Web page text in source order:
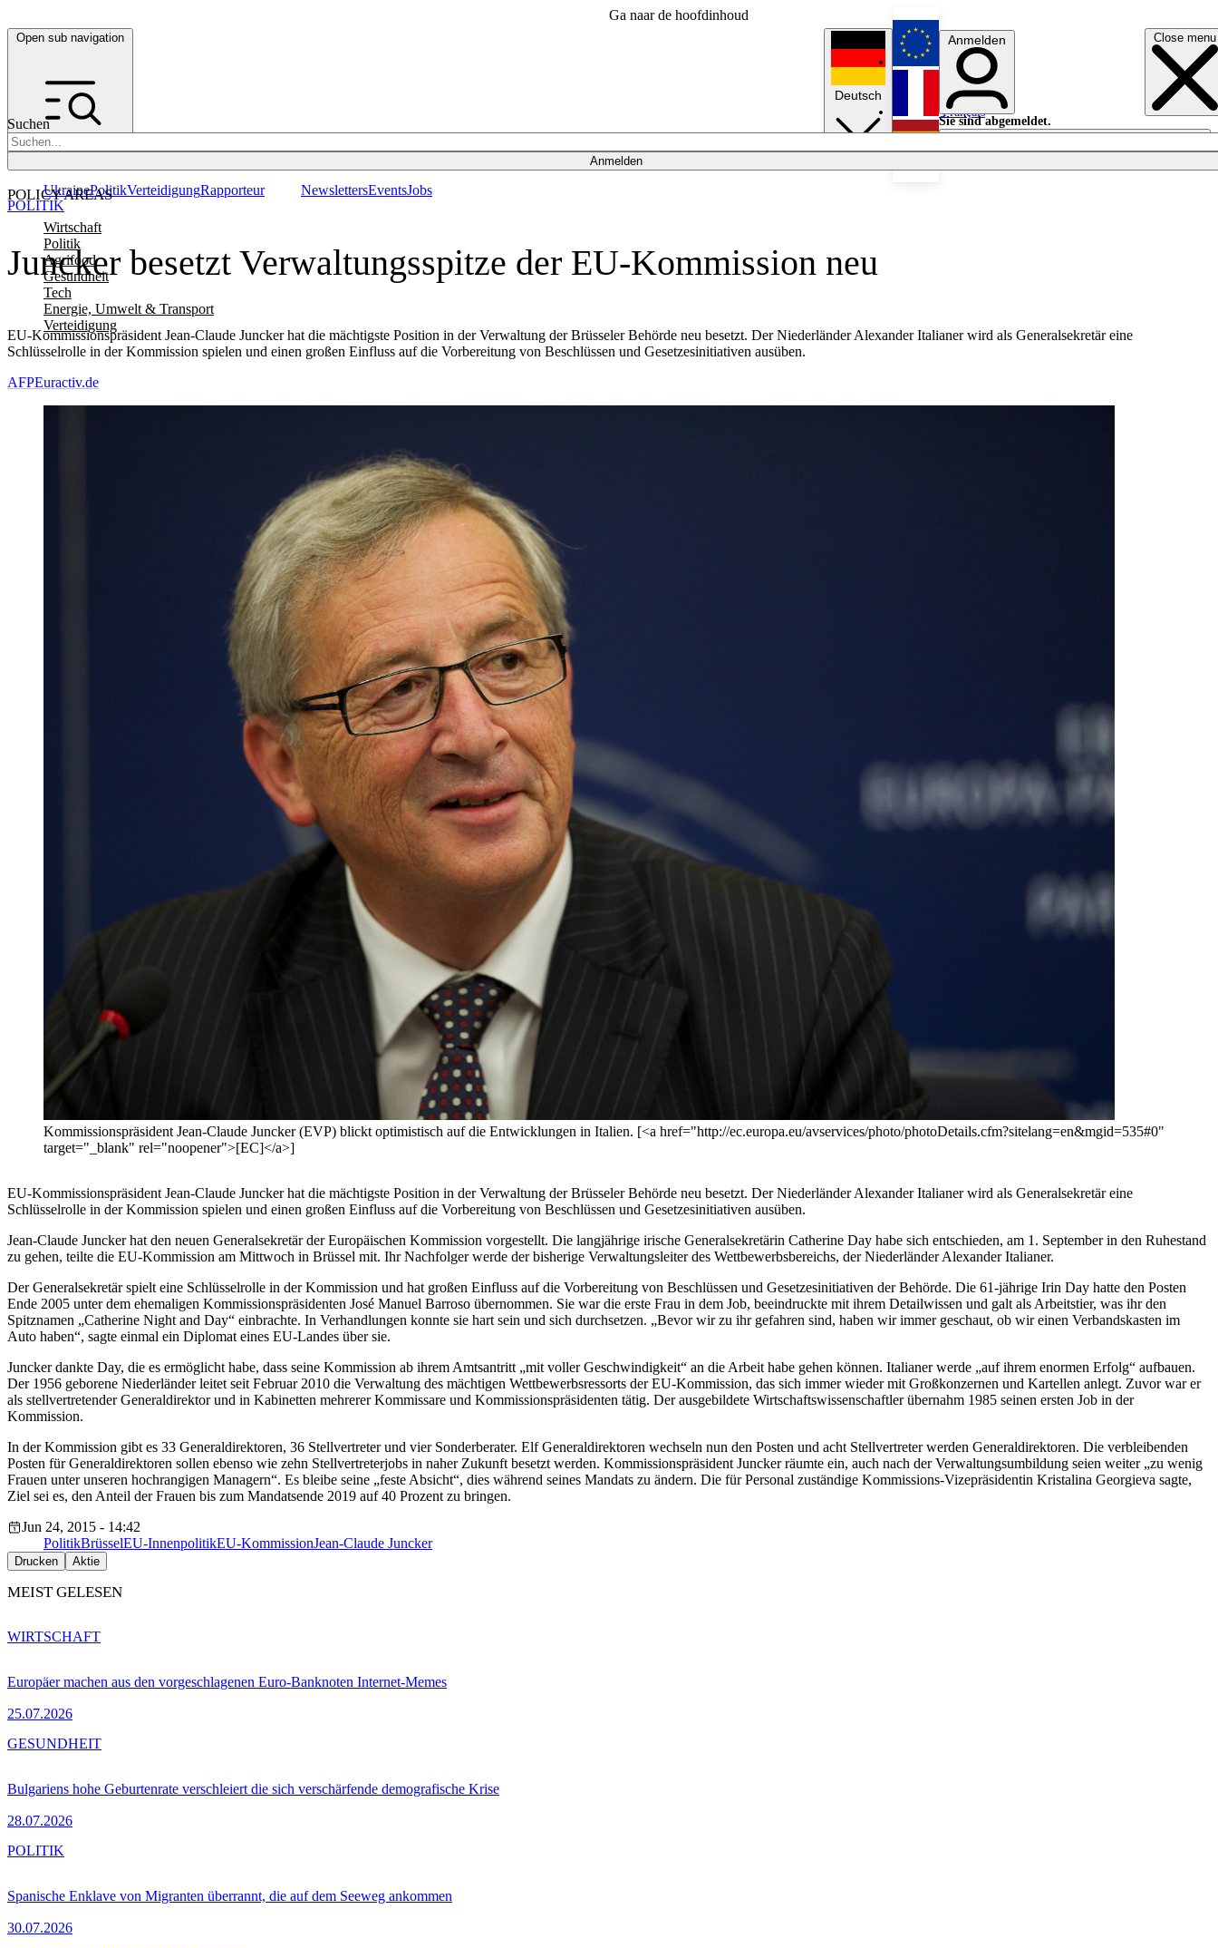
Ga naar de hoofdinhoud
Open sub navigation Close menu
Suchen
Anmelden
POLICY AREAS
Wirtschaft
Politik
Agrifood
Gesundheit
Tech
Energie, Umwelt & Transport
Verteidigung
UkrainePolitikVerteidigungRapporteur NewslettersEventsJobs
Deutsch
English
Français
Anmelden
Sie sind abgemeldet.
Anmelden
Licht aus
Juncker besetzt Verwaltungsspitze der EU-Kommission neu
EU-Kommissionspräsident Jean-Claude Juncker hat die mächtigste Position in der Verwaltung der Brüsseler Behörde neu besetzt. Der Niederländer Alexander Italianer wird als Generalsekretär eine
Schlüsselrolle in der Kommission spielen und einen großen Einfluss auf die Vorbereitung von Beschlüssen und Gesetzesinitiativen ausüben.
POLITIK
AFPEuractiv.de
Kommissionspräsident Jean-Claude Juncker (EVP) blickt optimistisch auf die Entwicklungen in Italien. [<a href="http://ec.europa.eu/avservices/photo/photoDetails.cfm?sitelang=en&mgid=535#0"
target="_blank" rel="noopener">[EC]</a>]
EU-Kommissionspräsident Jean-Claude Juncker hat die mächtigste Position in der Verwaltung der Brüsseler Behörde neu besetzt. Der Niederländer Alexander Italianer wird als Generalsekretär eine
Schlüsselrolle in der Kommission spielen und einen großen Einfluss auf die Vorbereitung von Beschlüssen und Gesetzesinitiativen ausüben.
Jean-Claude Juncker hat den neuen Generalsekretär der Europäischen Kommission vorgestellt. Die langjährige irische Generalsekretärin Catherine Day habe sich entschieden, am 1. September in den Ruhestand
zu gehen, teilte die EU-Kommission am Mittwoch in Brüssel mit. Ihr Nachfolger werde der bisherige Verwaltungsleiter des Wettbewerbsbereichs, der Niederländer Alexander Italianer.
Der Generalsekretär spielt eine Schlüsselrolle in der Kommission und hat großen Einfluss auf die Vorbereitung von Beschlüssen und Gesetzesinitiativen der Behörde. Die 61-jährige Irin Day hatte den Posten
Ende 2005 unter dem ehemaligen Kommissionspräsidenten José Manuel Barroso übernommen. Sie war die erste Frau in dem Job, beeindruckte mit ihrem Detailwissen und galt als Arbeitstier, was ihr den
Spitznamen „Catherine Night and Day“ einbrachte. In Verhandlungen konnte sie hart sein und sich durchsetzen. „Bevor wir zu ihr gefahren sind, haben wir immer geschaut, ob wir einen Verbandskasten im
Auto haben“, sagte einmal ein Diplomat eines EU-Landes über sie.
Juncker dankte Day, die es ermöglicht habe, dass seine Kommission ab ihrem Amtsantritt „mit voller Geschwindigkeit“ an die Arbeit habe gehen können. Italianer werde „auf ihrem enormen Erfolg“ aufbauen.
Der 1956 geborene Niederländer leitet seit Februar 2010 die Verwaltung des mächtigen Wettbewerbsressorts der EU-Kommission, das sich immer wieder mit Großkonzernen und Kartellen anlegt. Zuvor war er
als stellvertretender Generaldirektor und in Kabinetten mehrerer Kommissare und Kommissionspräsidenten tätig. Der ausgebildete Wirtschaftswissenschaftler übernahm 1985 seinen ersten Job in der
Kommission.
In der Kommission gibt es 33 Generaldirektoren, 36 Stellvertreter und vier Sonderberater. Elf Generaldirektoren wechseln nun den Posten und acht Stellvertreter werden Generaldirektoren. Die verbleibenden
Posten für Generaldirektoren sollen ebenso wie zehn Stellvertreterjobs in naher Zukunft besetzt werden. Kommissionspräsident Juncker räumte ein, auch nach der Verwaltungsumbildung seien weiter „zu wenig
Frauen unter unseren hochrangigen Managern“. Es bleibe seine „feste Absicht“, dies während seines Mandats zu ändern. Die für Personal zuständige Kommissions-Vizepräsidentin Kristalina Georgieva sagte,
Ziel sei es, den Anteil der Frauen bis zum Mandatsende 2019 auf 40 Prozent zu bringen.
Jun 24, 2015 - 14:42
PolitikBrüsselEU-InnenpolitikEU-KommissionJean-Claude Juncker
Drucken Aktie
MEIST GELESEN
Europäer machen aus den vorgeschlagenen Euro-Banknoten Internet-Memes
25.07.2026
WIRTSCHAFT
Bulgariens hohe Geburtenrate verschleiert die sich verschärfende demografische Krise
28.07.2026
GESUNDHEIT
Spanische Enklave von Migranten überrannt, die auf dem Seeweg ankommen
30.07.2026
POLITIK